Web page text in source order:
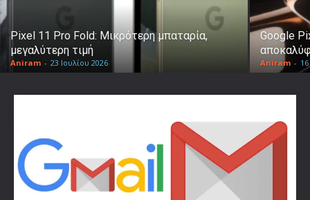
Pixel 11 Pro Fold: Μικρότερη μπαταρία,
μεγαλύτερη τιμή
Aniram - 23 Ιουλίου 2026
Google
Aniram -